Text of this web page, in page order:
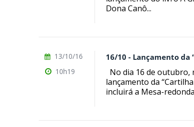
Dona Canô...
16/10 - Lançamento da
No dia 16 de outubro,
lançamento da
incluirá a Mesa-
13/10/16
10h19